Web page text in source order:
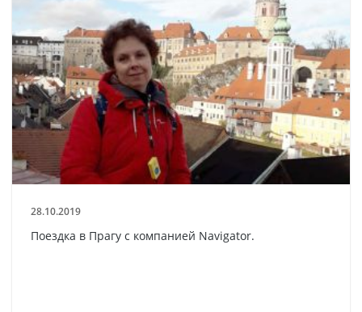
28.10.2019
Поездка в Прагу с компанией Navigator.